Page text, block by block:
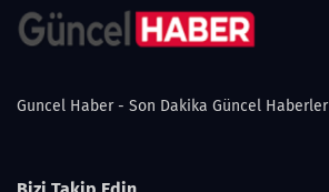
Guncel Haber - Son Dakika Güncel Haberler